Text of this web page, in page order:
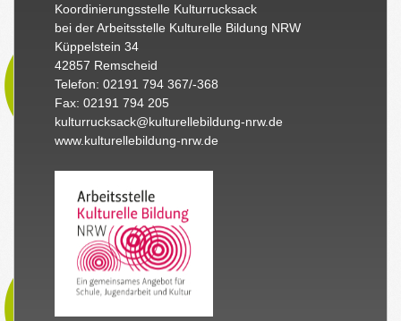
Koordinierungsstelle Kulturrucksack
bei der Arbeitsstelle Kulturelle Bildung NRW
Küppelstein 34
42857 Remscheid
Telefon: 02191 794 367/-368
Fax: 02191 794 205
kulturrucksack@kulturellebildung-nrw.de
www.kulturellebildung-nrw.de